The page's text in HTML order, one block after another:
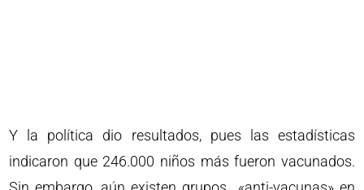
Y la política dio resultados, pues las estadísticas
indicaron que 246.000 niños más fueron vacunados.